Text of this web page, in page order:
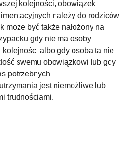
kolejności, obowiązek
należy do rodziców
może być także nałożony na
gdy nie ma osoby
albo gdy osoba ta nie
swemu obowiązkowi lub gdy
potrzebnych
jest niemożliwe lub
trudnościami.